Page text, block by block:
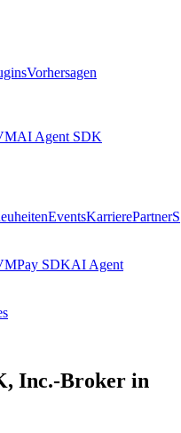
Vorhersagen
AI Agent SDK
EventsKarrierePartnerS
Pay SDKAI Agent
Inc.-Broker in